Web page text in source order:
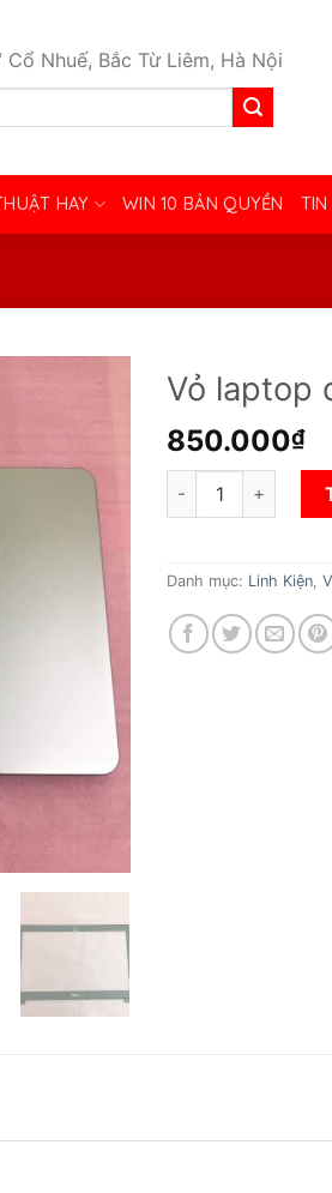
Nhuế, Bắc Từ Liêm, Hà Nội
HAY WIN 10 BẢN QUYỀN TIN
Vỏ laptop
850.000₫
Vỏ laptop dell
Danh mục: Linh Kiện ,